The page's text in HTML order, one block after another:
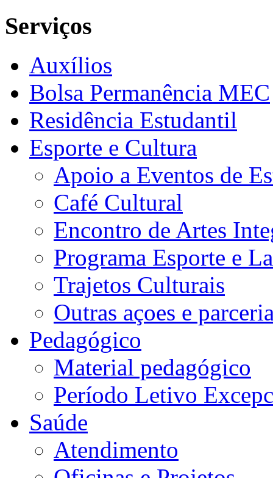
Serviços
Auxílios
Bolsa Permanência MEC
Residência Estudantil
Esporte e Cultura
Apoio a Eventos de
Café Cultural
Encontro de Artes
Programa Esporte e
Trajetos Culturais
Outras açoes e
Pedagógico
Material pedagógico
Período Letivo
Saúde
Atendimento